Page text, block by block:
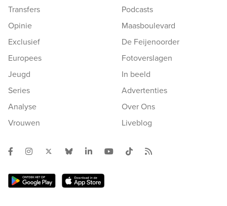
Transfers
Opinie
Exclusief
Europees
Jeugd
Series
Analyse
Vrouwen
Podcasts
Maasboulevard
De Feijenoorder
Fotoverslagen
In beeld
Advertenties
Over Ons
Liveblog